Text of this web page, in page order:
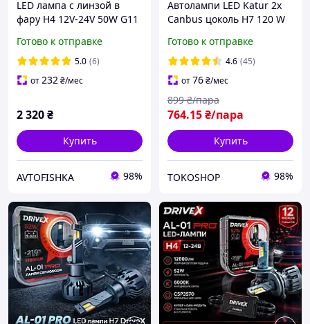
LED лампа с линзой в
фару H4 12V-24V 50W G11
обманкой
Готово к отправке
5.0 (6)
от232₴/мес
2 320₴
Купить
AVTOFISHKA 98%
Автолампи LED Katur 2x
Canbus цоколь H7 120 W
2 шт. 12 V
Готово к отправке
4.6 (45)
от76₴/мес
764.15₴/пара
899 ₴/пара
Купить
TOKOSHOP 98%